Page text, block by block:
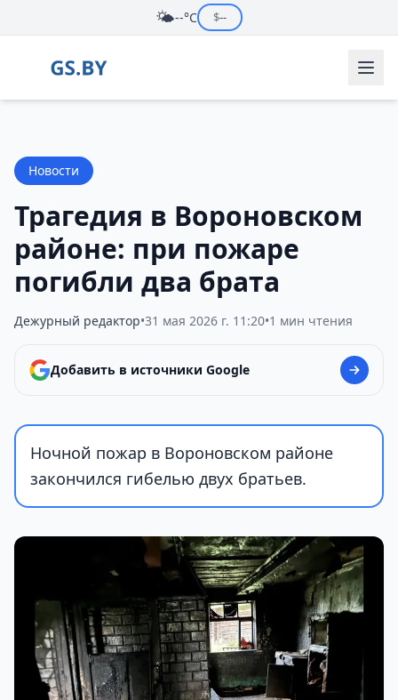
🌤️--°C $--
Новости
Трагедия в Вороновском
районе: при пожаре
погибли два брата
Дежурный редактор•31 мая 2026 г. 11:20•1 мин чтения
Добавить в источники Google
Ночной пожар в Вороновском районе
закончился гибелью двух братьев.